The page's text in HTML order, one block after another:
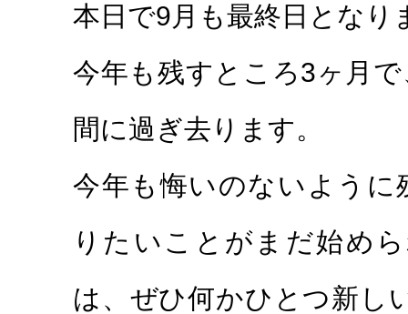
セラミック
治療
本日で9月も最終日となり
今年も残すところ3ヶ月
間に過ぎ去ります。
今年も悔いのないように
りたいことがまだ始め
は、ぜひ何かひとつ新し